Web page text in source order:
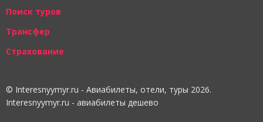
Поиск туров
Трансфер
Страхование
© Interesnyymyr.ru - Авиабилеты, отели, туры 2026.
Interesnyymyr.ru - авиабилеты дешево